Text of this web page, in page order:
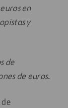
en
y
de
de euros.